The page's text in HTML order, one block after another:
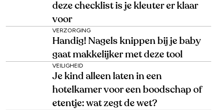
deze checklist is je kleuter er klaar
voor
VERZORGING
Handig! Nagels knippen bij je baby
gaat makkelijker met deze tool
VEILIGHEID
Je kind alleen laten in een
hotelkamer voor een boodschap of
etentje: wat zegt de wet?